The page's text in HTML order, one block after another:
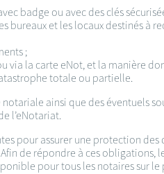
badge ou avec des clés
bureaux et les locaux destinés à
;
via la carte eNot, et la manière
totale ou partielle.
ainsi que des éventuels
l’eNotariat.
pour assurer une protection
de répondre à ces obligations,
pour tous les notaires sur le